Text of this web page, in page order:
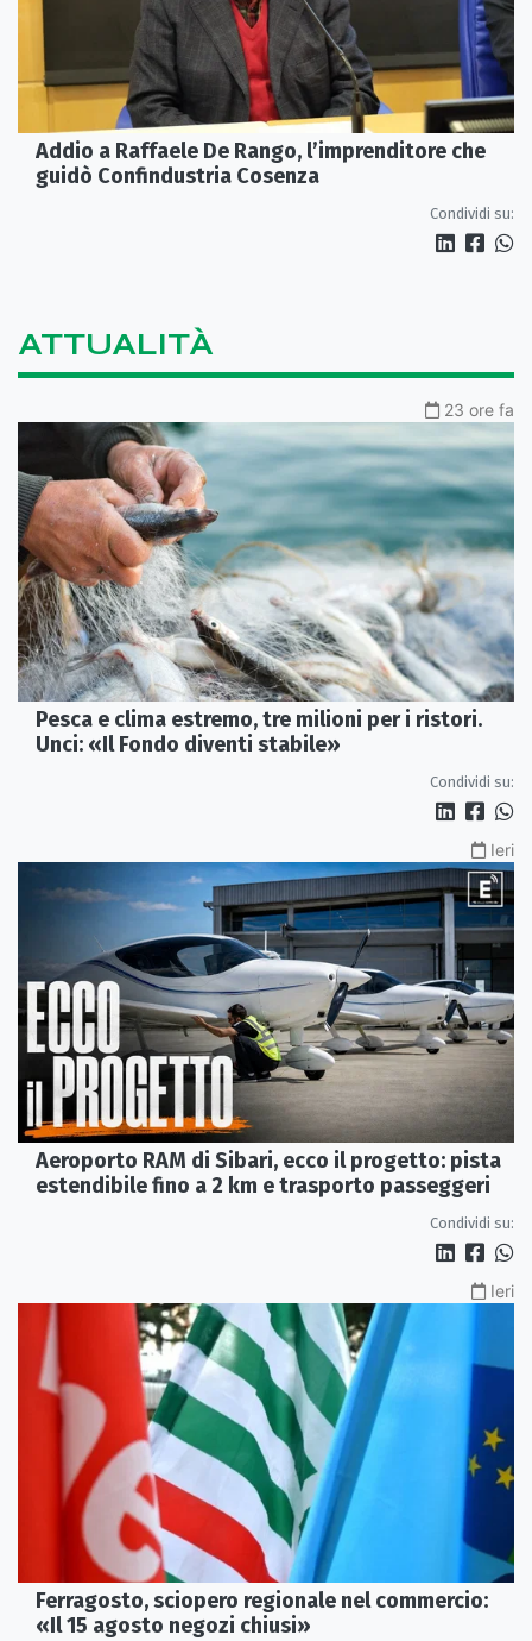
Addio a Raffaele De Rango, l’imprenditore che
guidò Confindustria Cosenza
Condividi su:
ATTUALITÀ
23 ore fa
Pesca e clima estremo, tre milioni per i ristori.
Unci: «Il Fondo diventi stabile»
Condividi su:
Ieri
Aeroporto RAM di Sibari, ecco il progetto: pista
estendibile fino a 2 km e trasporto passeggeri
Condividi su:
Ieri
Ferragosto, sciopero regionale nel commercio:
«Il 15 agosto negozi chiusi»